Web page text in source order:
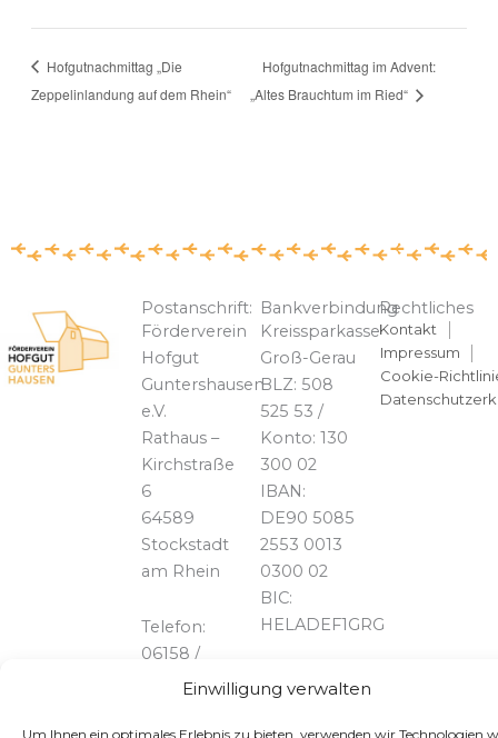
Einwilligung verwalten
Um Ihnen ein optimales Erlebnis zu bieten, verwenden wir Technologien
Hofgutnachmittag „Die
Zeppelinlandung auf dem Rhein“
Hofgutnachmittag im Advent:
„Altes Brauchtum im Ried“
Postanschrift:
Förderverein
Hofgut
Guntershausen
e.V.
Rathaus –
Kirchstraße
6
64589
Stockstadt
am Rhein
Telefon:
06158 /
828739
Bankverbindung
Kreissparkasse
Groß-Gerau
BLZ: 508
525 53 /
Konto: 130
300 02
IBAN:
DE90 5085
2553 0013
0300 02
BIC:
HELADEF1GRG
Rechtliches
Kontakt
Impressum
Cookie-